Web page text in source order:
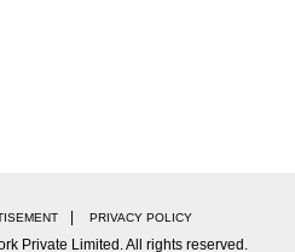
सत्य दडलं आहे? या प्रश्नांची
PRIVACY POLICY
Private Limited. All rights reserved.